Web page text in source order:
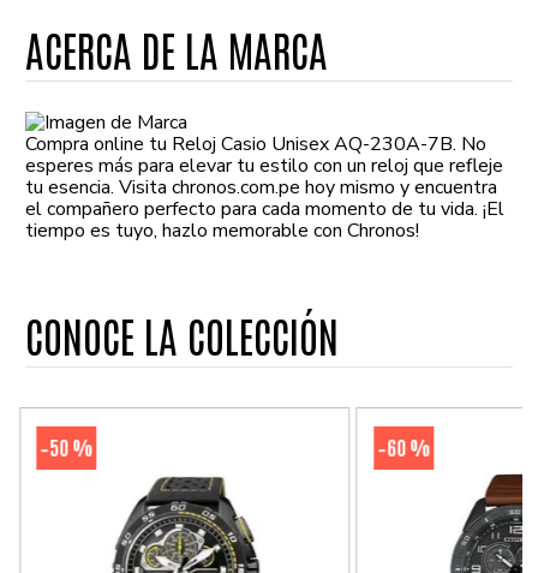
ACERCA DE LA MARCA
Compra online tu Reloj Casio Unisex AQ-230A-7B. No
esperes más para elevar tu estilo con un reloj que refleje
tu esencia. Visita chronos.com.pe hoy mismo y encuentra
el compañero perfecto para cada momento de tu vida. ¡El
tiempo es tuyo, hazlo memorable con Chronos!
CONOCE LA COLECCIÓN
-50 % -60 %